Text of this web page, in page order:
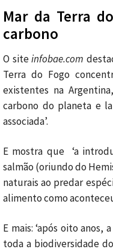
Mar da Terra
carbono
O siteinfobae.com
Terra do Fogo
existentes na
carbono do planeta e
associada’.
E mostra que ‘a
salmão (oriundo do
naturais ao predar
alimento como
E mais: ‘após oito anos,
toda a biodiversidade